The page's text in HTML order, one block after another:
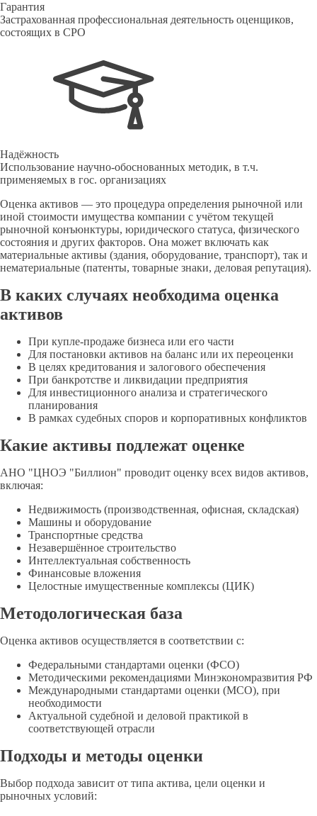
Гарантия
Застрахованная профессиональная деятельность оценщиков,
состоящих в СРО
Надёжность
Использование научно-обоснованных методик, в т.ч.
применяемых в гос. организациях
Оценка активов — это процедура определения рыночной или
иной стоимости имущества компании с учётом текущей
рыночной конъюнктуры, юридического статуса, физического
состояния и других факторов. Она может включать как
материальные активы (здания, оборудование, транспорт), так и
нематериальные (патенты, товарные знаки, деловая репутация).
В каких случаях необходима оценка
активов
При купле-продаже бизнеса или его части
Для постановки активов на баланс или их переоценки
В целях кредитования и залогового обеспечения
При банкротстве и ликвидации предприятия
Для инвестиционного анализа и стратегического
планирования
В рамках судебных споров и корпоративных конфликтов
Какие активы подлежат оценке
АНО "ЦНОЭ "Биллион" проводит оценку всех видов активов,
включая:
Недвижимость (производственная, офисная, складская)
Машины и оборудование
Транспортные средства
Незавершённое строительство
Интеллектуальная собственность
Финансовые вложения
Целостные имущественные комплексы (ЦИК)
Методологическая база
Оценка активов осуществляется в соответствии с:
Федеральными стандартами оценки (ФСО)
Методическими рекомендациями Минэкономразвития РФ
Международными стандартами оценки (МСО), при
необходимости
Актуальной судебной и деловой практикой в
соответствующей отрасли
Подходы и методы оценки
Выбор подхода зависит от типа актива, цели оценки и
рыночных условий: